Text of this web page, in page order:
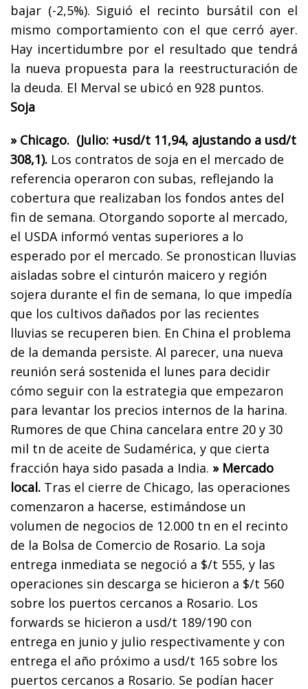
bajar (-2,5%). Siguió el recinto bursátil con el
mismo comportamiento con el que cerró ayer.
Hay incertidumbre por el resultado que tendrá
la nueva propuesta para la reestructuración de
la deuda. El Merval se ubicó en 928 puntos.
Soja
» Chicago. (Julio: +usd/t 11,94, ajustando a usd/t
308,1). Los contratos de soja en el mercado de
referencia operaron con subas, reflejando la
cobertura que realizaban los fondos antes del
fin de semana. Otorgando soporte al mercado,
el USDA informó ventas superiores a lo
esperado por el mercado. Se pronostican lluvias
aisladas sobre el cinturón maicero y región
sojera durante el fin de semana, lo que impedía
que los cultivos dañados por las recientes
lluvias se recuperen bien. En China el problema
de la demanda persiste. Al parecer, una nueva
reunión será sostenida el lunes para decidir
cómo seguir con la estrategia que empezaron
para levantar los precios internos de la harina.
Rumores de que China cancelara entre 20 y 30
mil tn de aceite de Sudamérica, y que cierta
fracción haya sido pasada a India. » Mercado
local. Tras el cierre de Chicago, las operaciones
comenzaron a hacerse, estimándose un
volumen de negocios de 12.000 tn en el recinto
de la Bolsa de Comercio de Rosario. La soja
entrega inmediata se negoció a $/t 555, y las
operaciones sin descarga se hicieron a $/t 560
sobre los puertos cercanos a Rosario. Los
forwards se hicieron a usd/t 189/190 con
entrega en junio y julio respectivamente y con
entrega el año próximo a usd/t 165 sobre los
puertos cercanos a Rosario. Se podían hacer